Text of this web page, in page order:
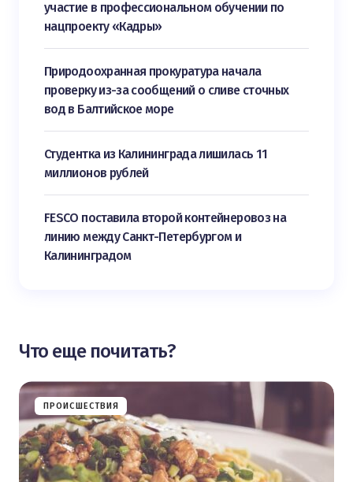
участие в профессиональном обучении по
нацпроекту «Кадры»
Природоохранная прокуратура начала
проверку из-за сообщений о сливе сточных
вод в Балтийское море
Студентка из Калининграда лишилась 11
миллионов рублей
FESCO поставила второй контейнеровоз на
линию между Санкт-Петербургом и
Калининградом
Что еще почитать?
ПРОИСШЕСТВИЯ